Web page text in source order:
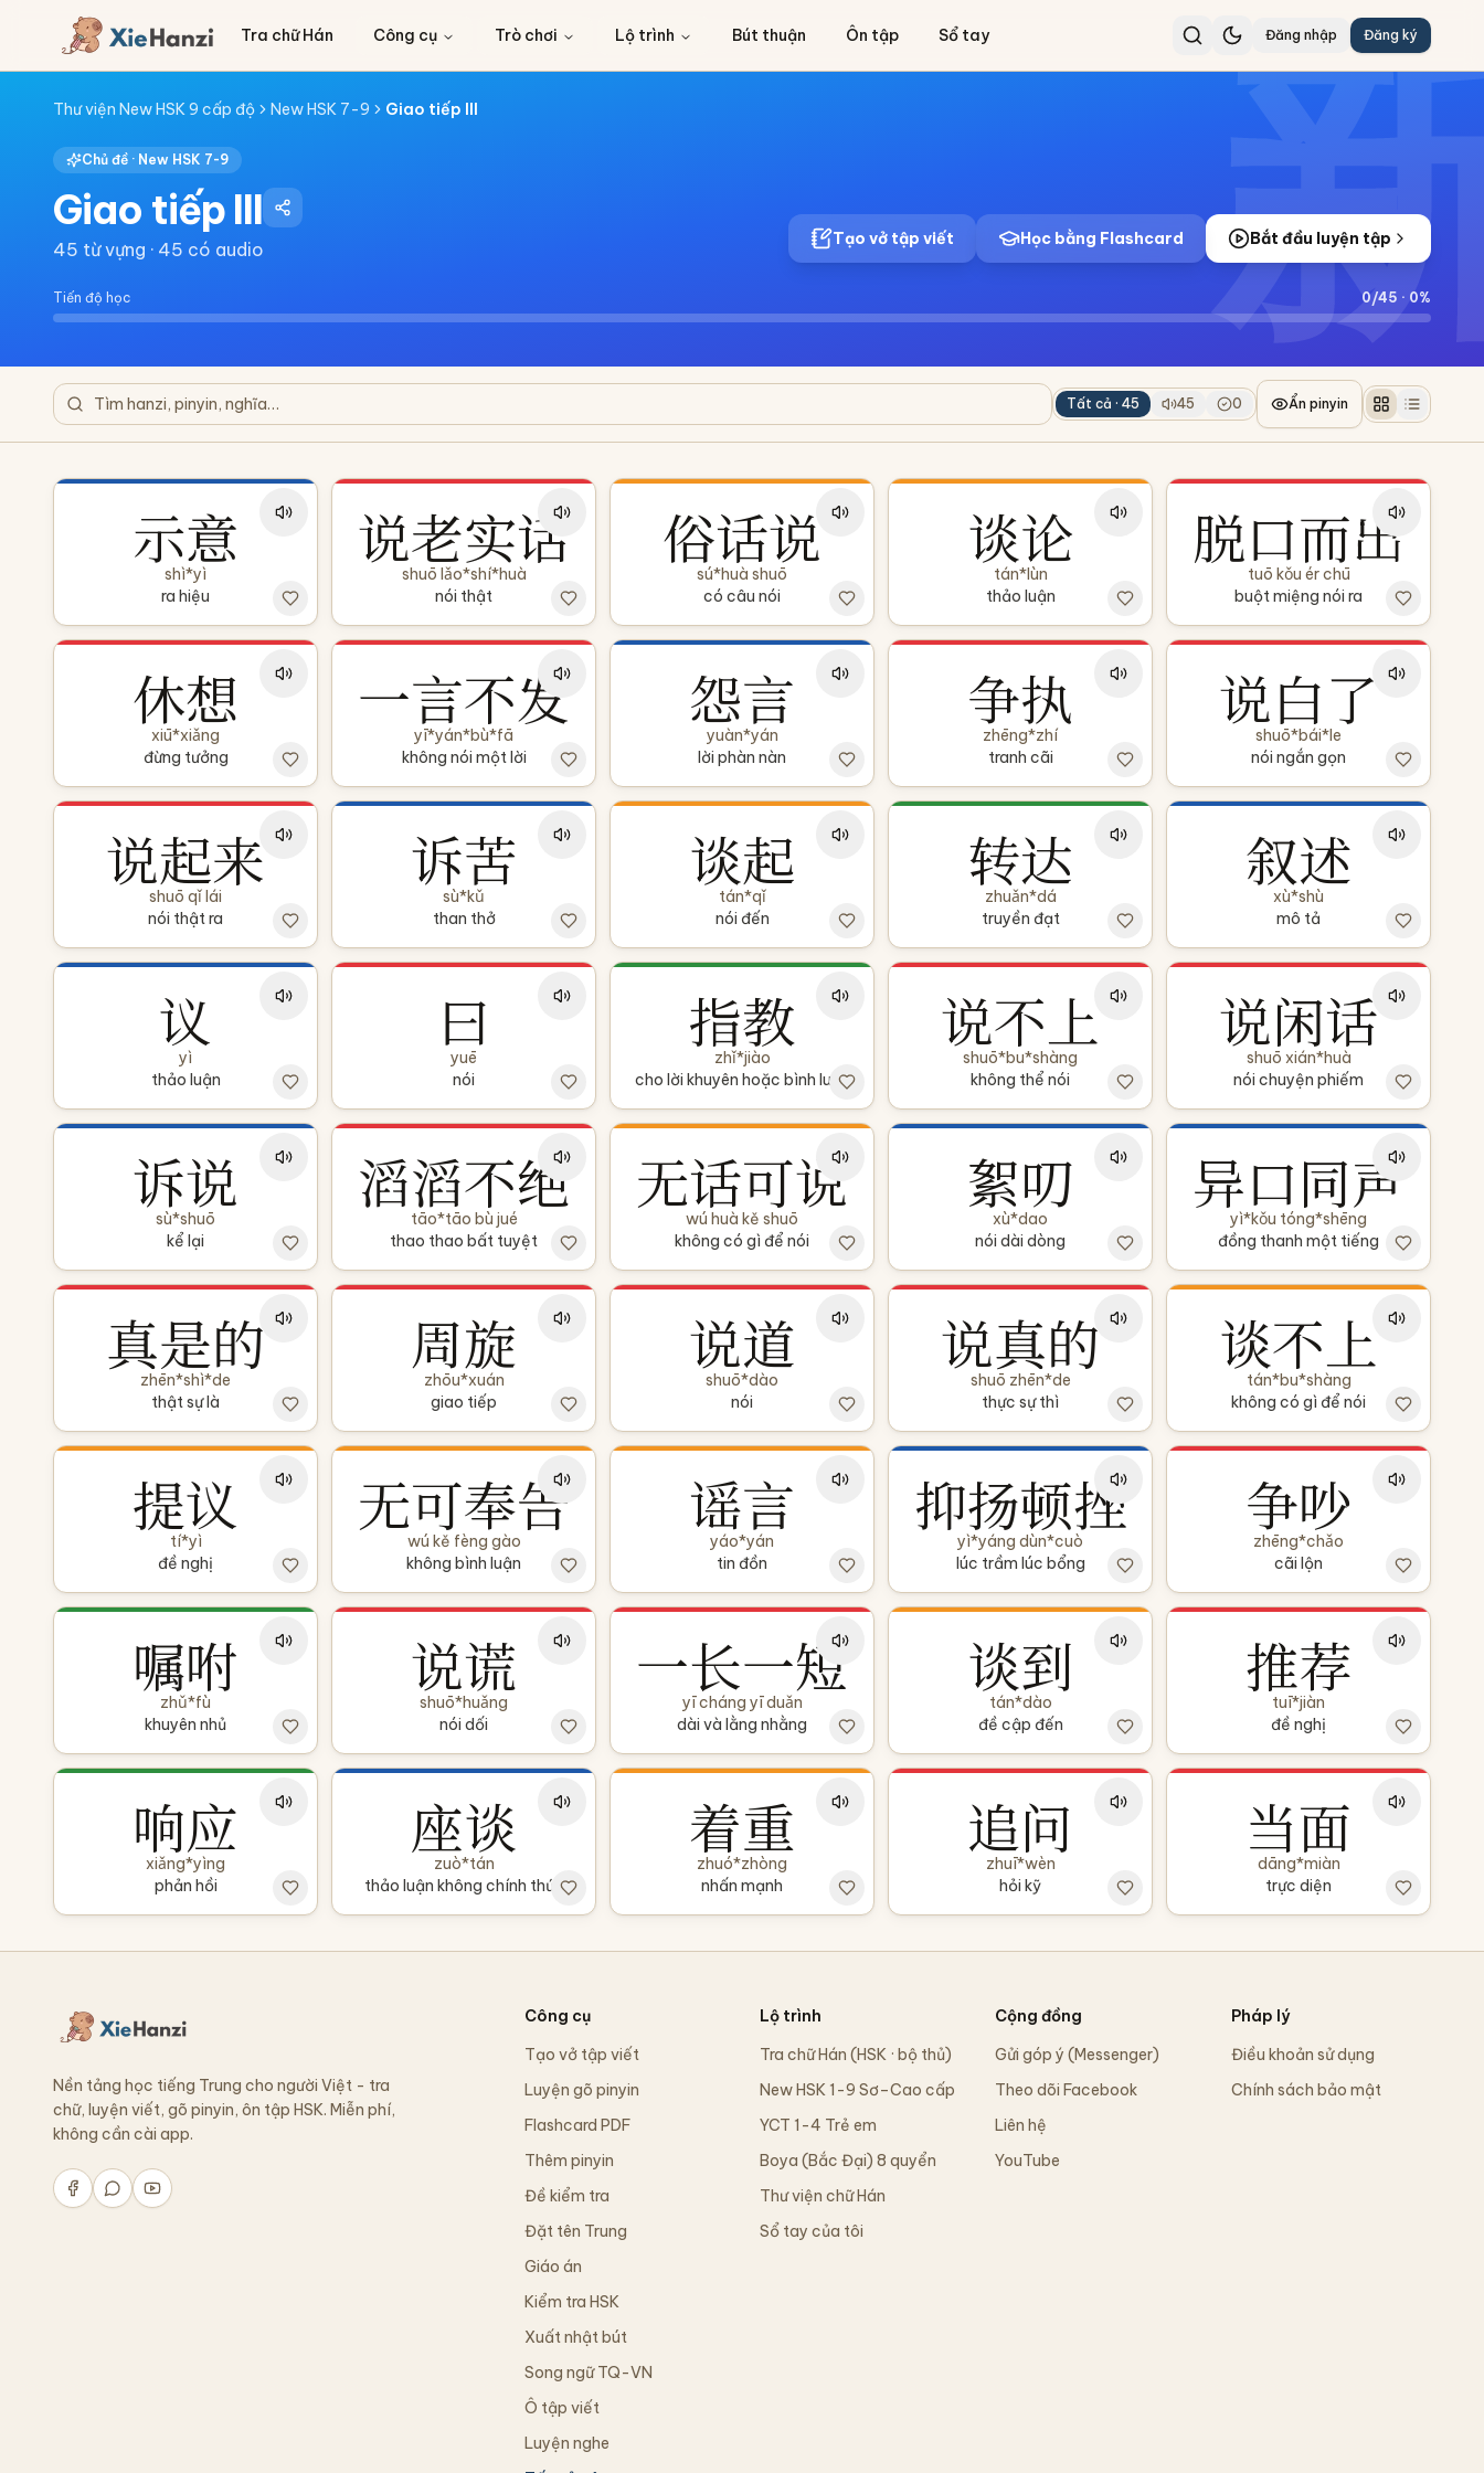
Tra chữ Hán Công cụ Trò chơi Lộ trình Bút thuận Ôn tập Sổ tay Đăng nhập Đăng ký
Thư viện New HSK 9 cấp độ New HSK 7-9 Giao tiếp III
Chủ đề · New HSK 7-9
Giao tiếp III
45 từ vựng · 45 có audio Tạo vở tập viết Học bằng Flashcard Bắt đầu luyện tập
Tiến độ học 0/45 · 0%
Tất cả · 45 45 0 Ẩn pinyin
示意
shì*yì
ra hiệu
说老实话
shuō lǎo*shí*huà
nói thật
俗话说
sú*huà shuō
có câu nói
谈论
tán*lùn
thảo luận
脱口而出
tuō kǒu ér chū
buột miệng nói ra
休想
xiū*xiǎng
đừng tưởng
一言不发
yī*yán*bù*fā
không nói một lời
怨言
yuàn*yán
lời phàn nàn
争执
zhēng*zhí
tranh cãi
说白了
shuō*bái*le
nói ngắn gọn
说起来
shuō qǐ lái
nói thật ra
诉苦
sù*kǔ
than thở
谈起
tán*qǐ
nói đến
转达
zhuǎn*dá
truyền đạt
叙述
xù*shù
mô tả
议
yì
thảo luận
曰
yuē
nói
指教
zhǐ*jiào
cho lời khuyên hoặc bình luận
说不上
shuō*bu*shàng
không thể nói
说闲话
shuō xián*huà
nói chuyện phiếm
诉说
sù*shuō
kể lại
滔滔不绝
tāo*tāo bù jué
thao thao bất tuyệt
无话可说
wú huà kě shuō
không có gì để nói
絮叨
xù*dao
nói dài dòng
异口同声
yì*kǒu tóng*shēng
đồng thanh một tiếng
真是的
zhēn*shì*de
thật sự là
周旋
zhōu*xuán
giao tiếp
说道
shuō*dào
nói
说真的
shuō zhēn*de
thực sự thì
谈不上
tán*bu*shàng
không có gì để nói
提议
tí*yì
đề nghị
无可奉告
wú kě fèng gào
không bình luận
谣言
yáo*yán
tin đồn
抑扬顿挫
yì*yáng dùn*cuò
lúc trầm lúc bổng
争吵
zhēng*chǎo
cãi lộn
嘱咐
zhǔ*fù
khuyên nhủ
说谎
shuō*huǎng
nói dối
一长一短
yī cháng yī duǎn
dài và lằng nhằng
谈到
tán*dào
đề cập đến
推荐
tuī*jiàn
đề nghị
响应
xiǎng*yìng
phản hồi
座谈
zuò*tán
thảo luận không chính thức
着重
zhuó*zhòng
nhấn mạnh
追问
zhuī*wèn
hỏi kỹ
当面
dāng*miàn
trực diện
Nền tảng học tiếng Trung cho người Việt - tra
chữ, luyện viết, gõ pinyin, ôn tập HSK. Miễn phí,
không cần cài app.
Công cụ
Tạo vở tập viết
Luyện gõ pinyin
Flashcard PDF
Thêm pinyin
Đề kiểm tra
Đặt tên Trung
Giáo án
Kiểm tra HSK
Xuất nhật bút
Song ngữ TQ-VN
Ô tập viết
Luyện nghe
Lộ trình
Tra chữ Hán (HSK · bộ thủ)
New HSK 1-9 Sơ–Cao cấp
YCT 1-4 Trẻ em
Boya (Bắc Đại) 8 quyển
Thư viện chữ Hán
Sổ tay của tôi
Cộng đồng
Gửi góp ý (Messenger)
Theo dõi Facebook
Liên hệ
YouTube
Pháp lý
Điều khoản sử dụng
Chính sách bảo mật